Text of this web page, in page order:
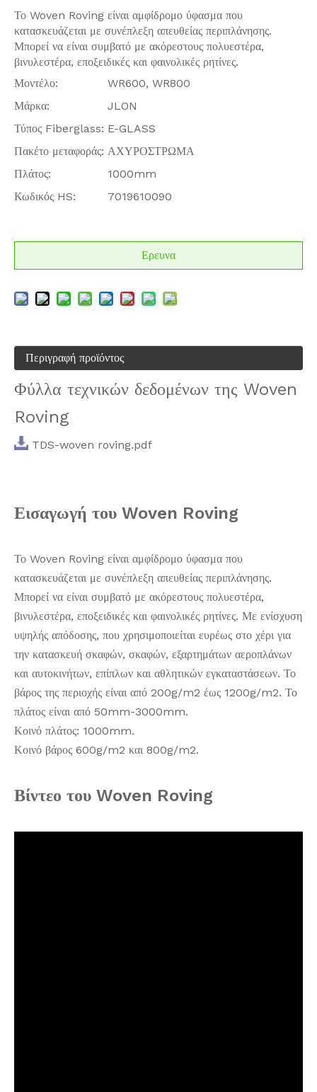
Το Woven Roving είναι αμφίδρομο ύφασμα που
κατασκευάζεται με συνέπλεξη απευθείας περιπλάνησης.
Μπορεί να είναι συμβατό με ακόρεστους πολυεστέρα,
βινυλεστέρα, εποξειδικές και φαινολικές ρητίνες.
Μοντέλο:
WR600, WR800
Μάρκα:
JLON
Τύπος Fiberglass: E-GLASS
Πακέτο μεταφοράς: ΑΧΥΡΟΣΤΡΩΜΑ
Πλάτος:
1000mm
Κωδικός HS:
7019610090
Ερευνα
Περιγραφή προϊόντος
Φύλλα τεχνικών δεδομένων της Woven
Roving
TDS-woven roving.pdf
Εισαγωγή του Woven Roving
Το Woven Roving είναι αμφίδρομο ύφασμα που
κατασκευάζεται με συνέπλεξη απευθείας περιπλάνησης.
Μπορεί να είναι συμβατό με ακόρεστους πολυεστέρα,
βινυλεστέρα, εποξειδικές και φαινολικές ρητίνες. Με ενίσχυση
υψηλής απόδοσης, που χρησιμοποιείται ευρέως στο χέρι για
την κατασκευή σκαφών, σκαφών, εξαρτημάτων αεροπλάνων
και αυτοκινήτων, επίπλων και αθλητικών εγκαταστάσεων. Το
βάρος της περιοχής είναι από 200g/m2 έως 1200g/m2. Το
πλάτος είναι από 50mm-3000mm.
Κοινό πλάτος: 1000mm.
Κοινό βάρος 600g/m2 και 800g/m2.
Βίντεο του Woven Roving